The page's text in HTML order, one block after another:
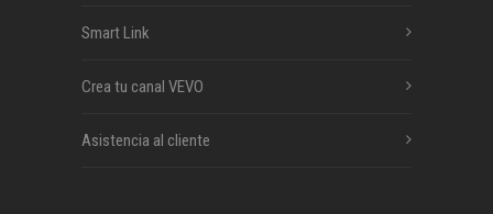
Smart Link
Crea tu canal VEVO
Asistencia al cliente